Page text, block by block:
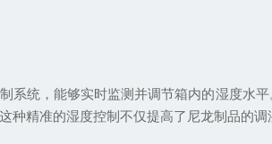
系统，能够实时监测并调节箱内的湿度水
种精准的湿度控制不仅提高了尼龙制品的调